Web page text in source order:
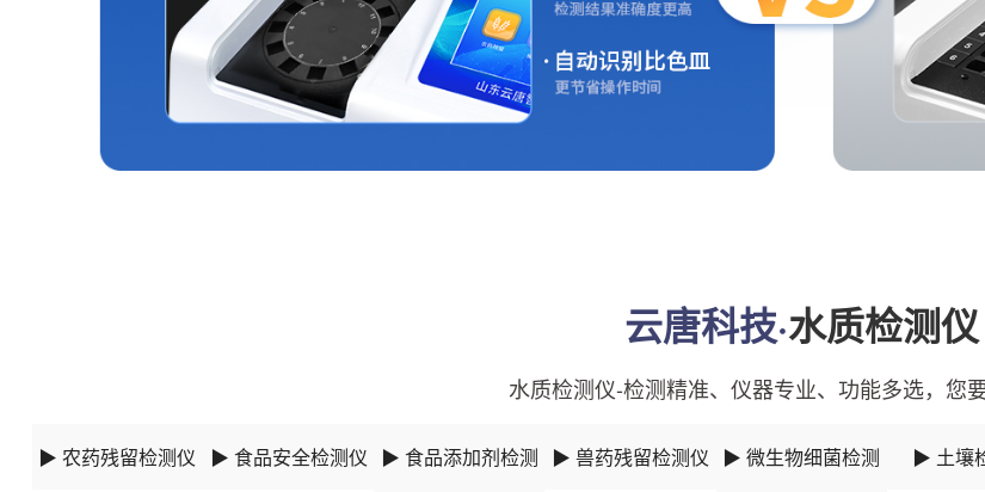
云唐科技·水质检测仪
水质检测仪-检测精准、仪器专业、功能多选，您
▶ 农药残留检测仪 ▶ 食品安全检测仪 ▶ 食品添加剂检测 ▶ 兽药残留检测仪 ▶ 微生物细菌检测 ▶ 土壤